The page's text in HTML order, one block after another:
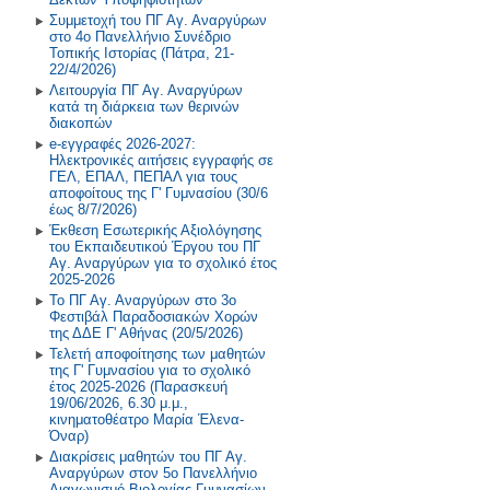
Πρόγραμμα Σίτισης και Υγιεινής
Διατροφής
Δραστηριότητες στο Σχολικό
Επαγγελματικό Προσανατολισμό
2018-2019
2017-2018
2016-2017
2015-2016
2014-2015
Παλαιότερη Έτη
Συμμετοχή του ΠΓ Αγ. Αναργύρων
στο 4ο Πανελλήνιο Συνέδριο
Τοπικής Ιστορίας (Πάτρα, 21-
22/4/2026)
Λειτουργία ΠΓ Αγ. Αναργύρων
κατά τη διάρκεια των θερινών
διακοπών
e-εγγραφές 2026-2027:
Ηλεκτρονικές αιτήσεις εγγραφής σε
ΓΕΛ, ΕΠΑΛ, ΠΕΠΑΛ για τους
αποφοίτους της Γ' Γυμνασίου (30/6
έως 8/7/2026)
Έκθεση Εσωτερικής Αξιολόγησης
του Εκπαιδευτικού Έργου του ΠΓ
Αγ. Αναργύρων για το σχολικό έτος
2025-2026
Το ΠΓ Αγ. Αναργύρων στο 3ο
Φεστιβάλ Παραδοσιακών Χορών
της ΔΔΕ Γ' Αθήνας (20/5/2026)
Τελετή αποφοίτησης των μαθητών
της Γ' Γυμνασίου για το σχολικό
έτος 2025-2026 (Παρασκευή
19/06/2026, 6.30 μ.μ.,
κινηματοθέατρο Μαρία Έλενα-
Όναρ)
Διακρίσεις μαθητών του ΠΓ Αγ.
Αναργύρων στον 5ο Πανελλήνιο